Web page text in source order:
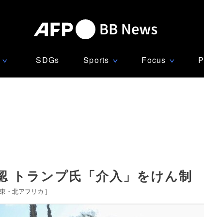
∨ SDGs Sports ∨ Focus ∨
トランプ氏「介入」をけん制
・北アフリカ ]